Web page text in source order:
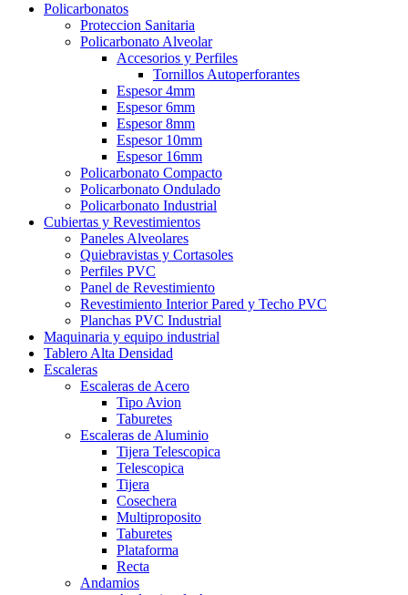
Policarbonatos
Proteccion Sanitaria
Policarbonato Alveolar
Accesorios y Perfiles
Tornillos Autoperforantes
Espesor 4mm
Espesor 6mm
Espesor 8mm
Espesor 10mm
Espesor 16mm
Policarbonato Compacto
Policarbonato Ondulado
Policarbonato Industrial
Cubiertas y Revestimientos
Paneles Alveolares
Quiebravistas y Cortasoles
Perfiles PVC
Panel de Revestimiento
Revestimiento Interior Pared y Techo PVC
Planchas PVC Industrial
Maquinaria y equipo industrial
Tablero Alta Densidad
Escaleras
Escaleras de Acero
Tipo Avion
Taburetes
Escaleras de Aluminio
Tijera Telescopica
Telescopica
Tijera
Cosechera
Multiproposito
Taburetes
Plataforma
Recta
Andamios